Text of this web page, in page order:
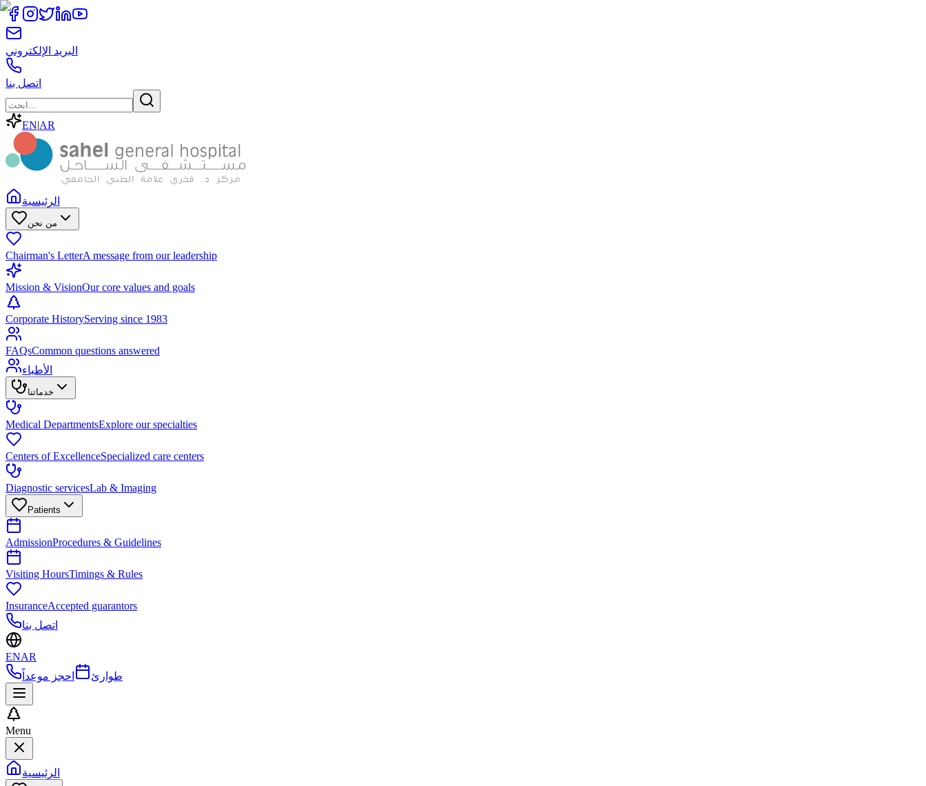
البريد الإلكتروني
اتصل بنا
EN|AR
الرئيسية
من نحن
Chairman's LetterA message from our leadership
Mission & VisionOur core values and goals
Corporate HistoryServing since 1983
FAQsCommon questions answered
الأطباء
خدماتنا
Medical DepartmentsExplore our specialties
Centers of ExcellenceSpecialized care centers
Diagnostic servicesLab & Imaging
Patients
AdmissionProcedures & Guidelines
Visiting HoursTimings & Rules
InsuranceAccepted guarantors
اتصل بنا
ENAR
طوارئ
احجز موعداً
Menu
الرئيسية